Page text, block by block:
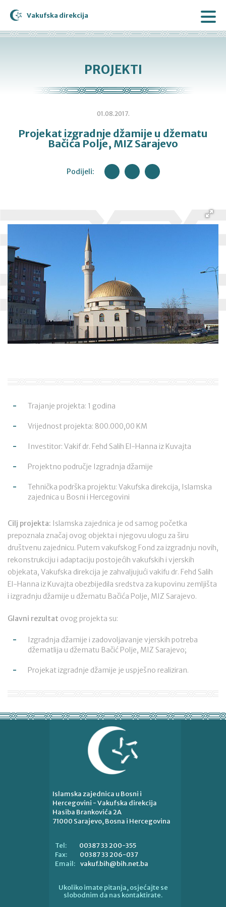
Vakufska direkcija
PROJEKTI
01.08.2017.
Projekat izgradnje džamije u džematu
Bačića Polje, MIZ Sarajevo
Podijeli:
Trajanje projekta: 1 godina
Vrijednost projekta: 800.000,00 KM
Investitor: Vakif dr. Fehd Salih El-Hanna iz Kuvajta
Projektno područje Izgradnja džamije
Tehnička podrška projektu: Vakufska direkcija, Islamska
zajednica u Bosni i Hercegovini
Cilj projekta: Islamska zajednica je od samog početka
prepoznala značaj ovog objekta i njegovu ulogu za širu
društvenu zajednicu. Putem vakufskog Fond za izgradnju novih,
rekonstrukciju i adaptaciju postojećih vakufskih i vjerskih
objekata, Vakufska direkcija je zahvaljujući vakifu dr. Fehd Salih
El-Hanna iz Kuvajta obezbijedila sredstva za kupovinu zemljišta
i izgradnju džamije u džematu Bačića Polje, MIZ Sarajevo.
Glavni rezultat ovog projekta su:
Izgradnja džamije i zadovoljavanje vjerskih potreba
džematlija u džematu Bačić Polje, MIZ Sarajevo;
Projekat izgradnje džamije je uspješno realiziran.
Islamska zajednica u Bosni i
Hercegovini - Vakufska direkcija
Hasiba Brankovića 2A
71000 Sarajevo, Bosna i Hercegovina
Tel:
00387 33 200-355
Fax:
00387 33 206-037
Email: vakuf.bih@bih.net.ba
Ukoliko imate pitanja, osjećajte se
slobodnim da nas kontaktirate.